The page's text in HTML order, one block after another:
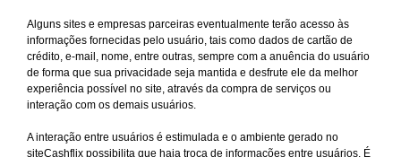
Alguns sites e empresas parceiras eventualmente terão acesso às
informações fornecidas pelo usuário, tais como dados de cartão de
crédito, e-mail, nome, entre outras, sempre com a anuência do usuário
de forma que sua privacidade seja mantida e desfrute ele da melhor
experiência possível no site, através da compra de serviços ou
interação com os demais usuários.
A interação entre usuários é estimulada e o ambiente gerado no
siteCashflix possibilita que haja troca de informações entre usuários. É